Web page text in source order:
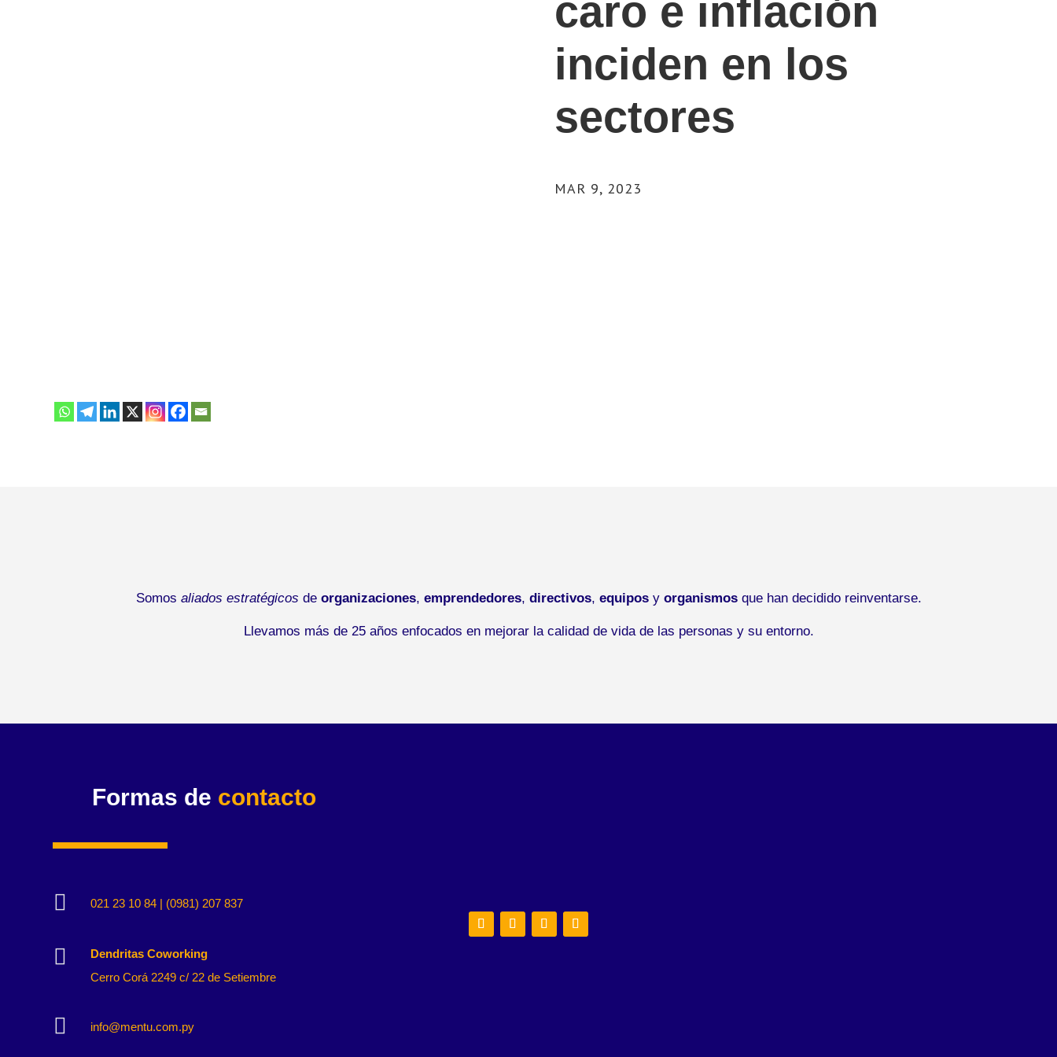
caro e inflación
inciden en los
sectores
MAR 9, 2023
Somos aliados estratégicos de organizaciones, emprendedores, directivos, equiposy organismosque han decidido reinventarse.
Llevamos más de 25 años enfocados en mejorar la calidad de vida de las personas y su entorno.
Formas de contacto
 021 23 10 84 | (0981) 207 837

Dendritas Coworking
Cerro Corá 2249 c/ 22 de Setiembre
 info@mentu.com.py